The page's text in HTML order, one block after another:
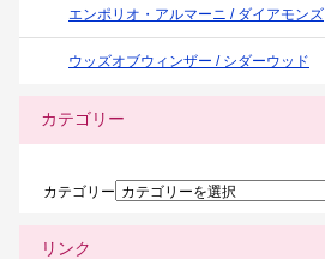
エンポリオ・アルマーニ / ダイアモンズ
ウッズオブウィンザー / シダーウッド
カテゴリー
カテゴリー
リンク